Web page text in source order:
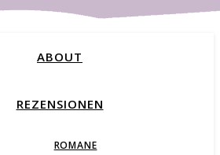
ABOUT
REZENSIONEN
ROMANE